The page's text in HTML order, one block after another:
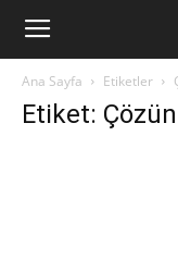
www.Teknoloji6.com
Ana Sayfa Etiketler
Etiket: